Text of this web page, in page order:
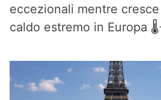
eccezionali mentre cresce
caldo estremo in Europa